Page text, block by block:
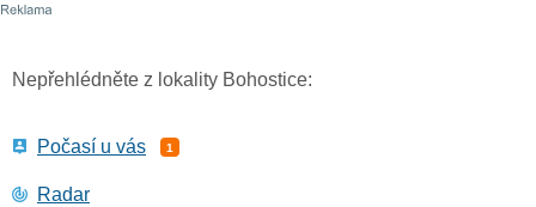
Nepřehlédněte z lokality Bohostice:
Počasí u vás 1
Radar